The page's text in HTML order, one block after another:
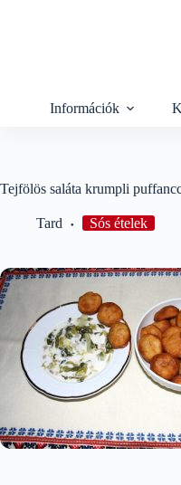
Információk
Tejfölös saláta krumpli
Tard Sós ételek